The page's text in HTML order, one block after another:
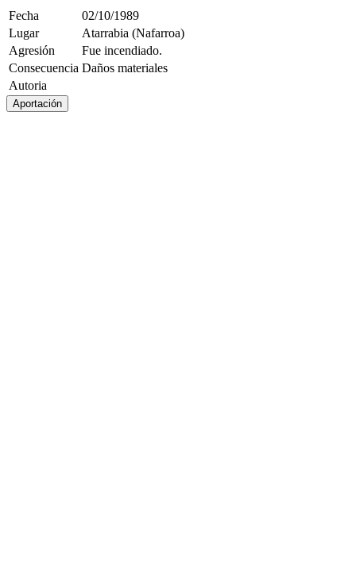
Fecha
02/10/1989
Lugar
Atarrabia (Nafarroa)
Agresión
Fue incendiado.
Consecuencia Daños materiales
Autoria